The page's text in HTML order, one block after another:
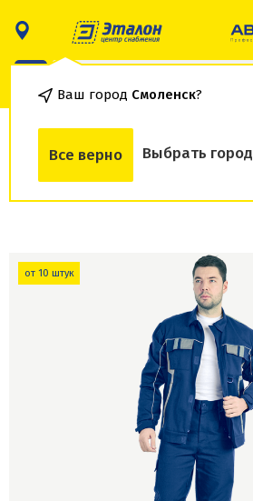
Ваш город Смоленск?
Все верно Выбрать город
О товаре Доставка и оплата
от 10 штук